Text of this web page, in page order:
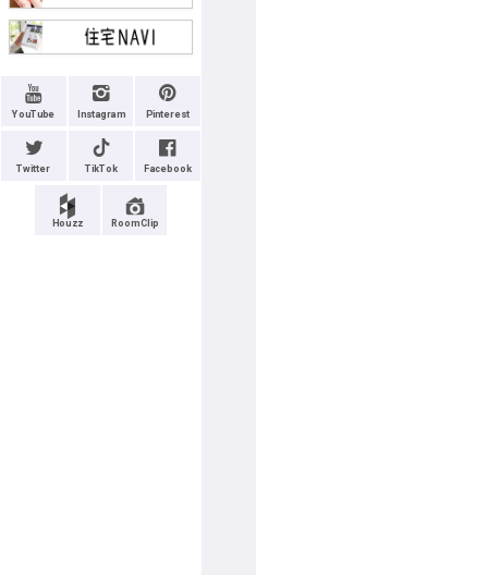
YouTube Instagram Pinterest
Twitter TikTok Facebook
Houzz RoomClip